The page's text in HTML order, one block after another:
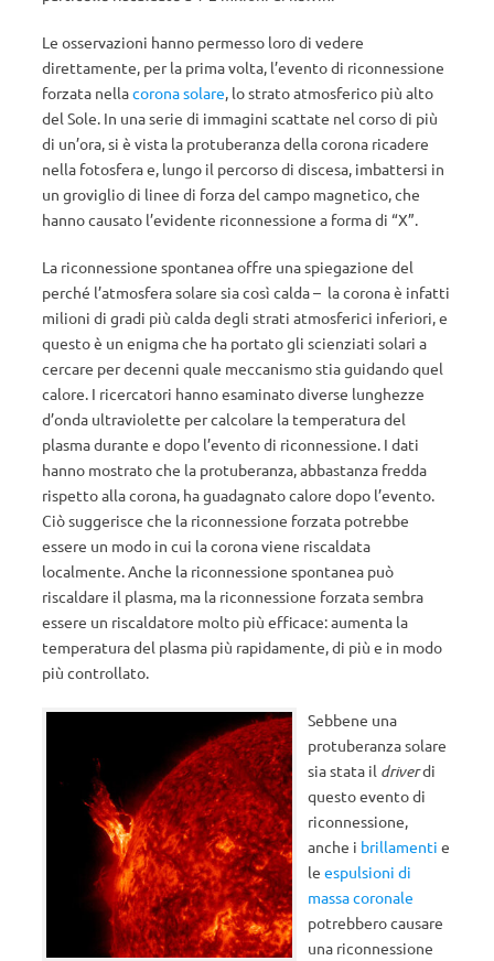
Le osservazioni hanno permesso loro di vedere
direttamente, per la prima volta, l’evento di riconnessione
forzata nellacorona solare , lo strato atmosferico più alto
del Sole. In una serie di immagini scattate nel corso di più
di un’ora, si è vista la protuberanza della corona ricadere
nella fotosfera e, lungo il percorso di discesa, imbattersi in
un groviglio di linee di forza del campo magnetico, che
hanno causato l’evidente riconnessione a forma di “X”.
La riconnessione spontanea offre una spiegazione del
perché l’atmosfera solare sia così calda – la corona è infatti
milioni di gradi più calda degli strati atmosferici inferiori, e
questo è un enigma che ha portato gli scienziati solari a
cercare per decenni quale meccanismo stia guidando quel
calore. I ricercatori hanno esaminato diverse lunghezze
d’onda ultraviolette per calcolare la temperatura del
plasma durante e dopo l’evento di riconnessione. I dati
hanno mostrato che la protuberanza, abbastanza fredda
rispetto alla corona, ha guadagnato calore dopo l’evento.
Ciò suggerisce che la riconnessione forzata potrebbe
essere un modo in cui la corona viene riscaldata
localmente. Anche la riconnessione spontanea può
riscaldare il plasma, ma la riconnessione forzata sembra
essere un riscaldatore molto più efficace: aumenta la
temperatura del plasma più rapidamente, di più e in modo
più controllato.
Sebbene una
protuberanza solare
sia stata il driverdi
questo evento di
riconnessione,
anche i brillamenti e
leespulsioni di
massa coronale
potrebbero causare
una riconnessione